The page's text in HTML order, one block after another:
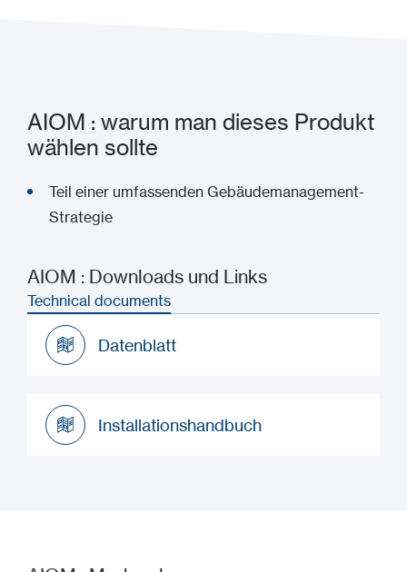
AIOM : warum man dieses Produkt
wählen sollte
Teil einer umfassenden Gebäudemanagement-
Strategie
AIOM : Downloads und Links
Technical documents
Datenblatt
Installationshandbuch